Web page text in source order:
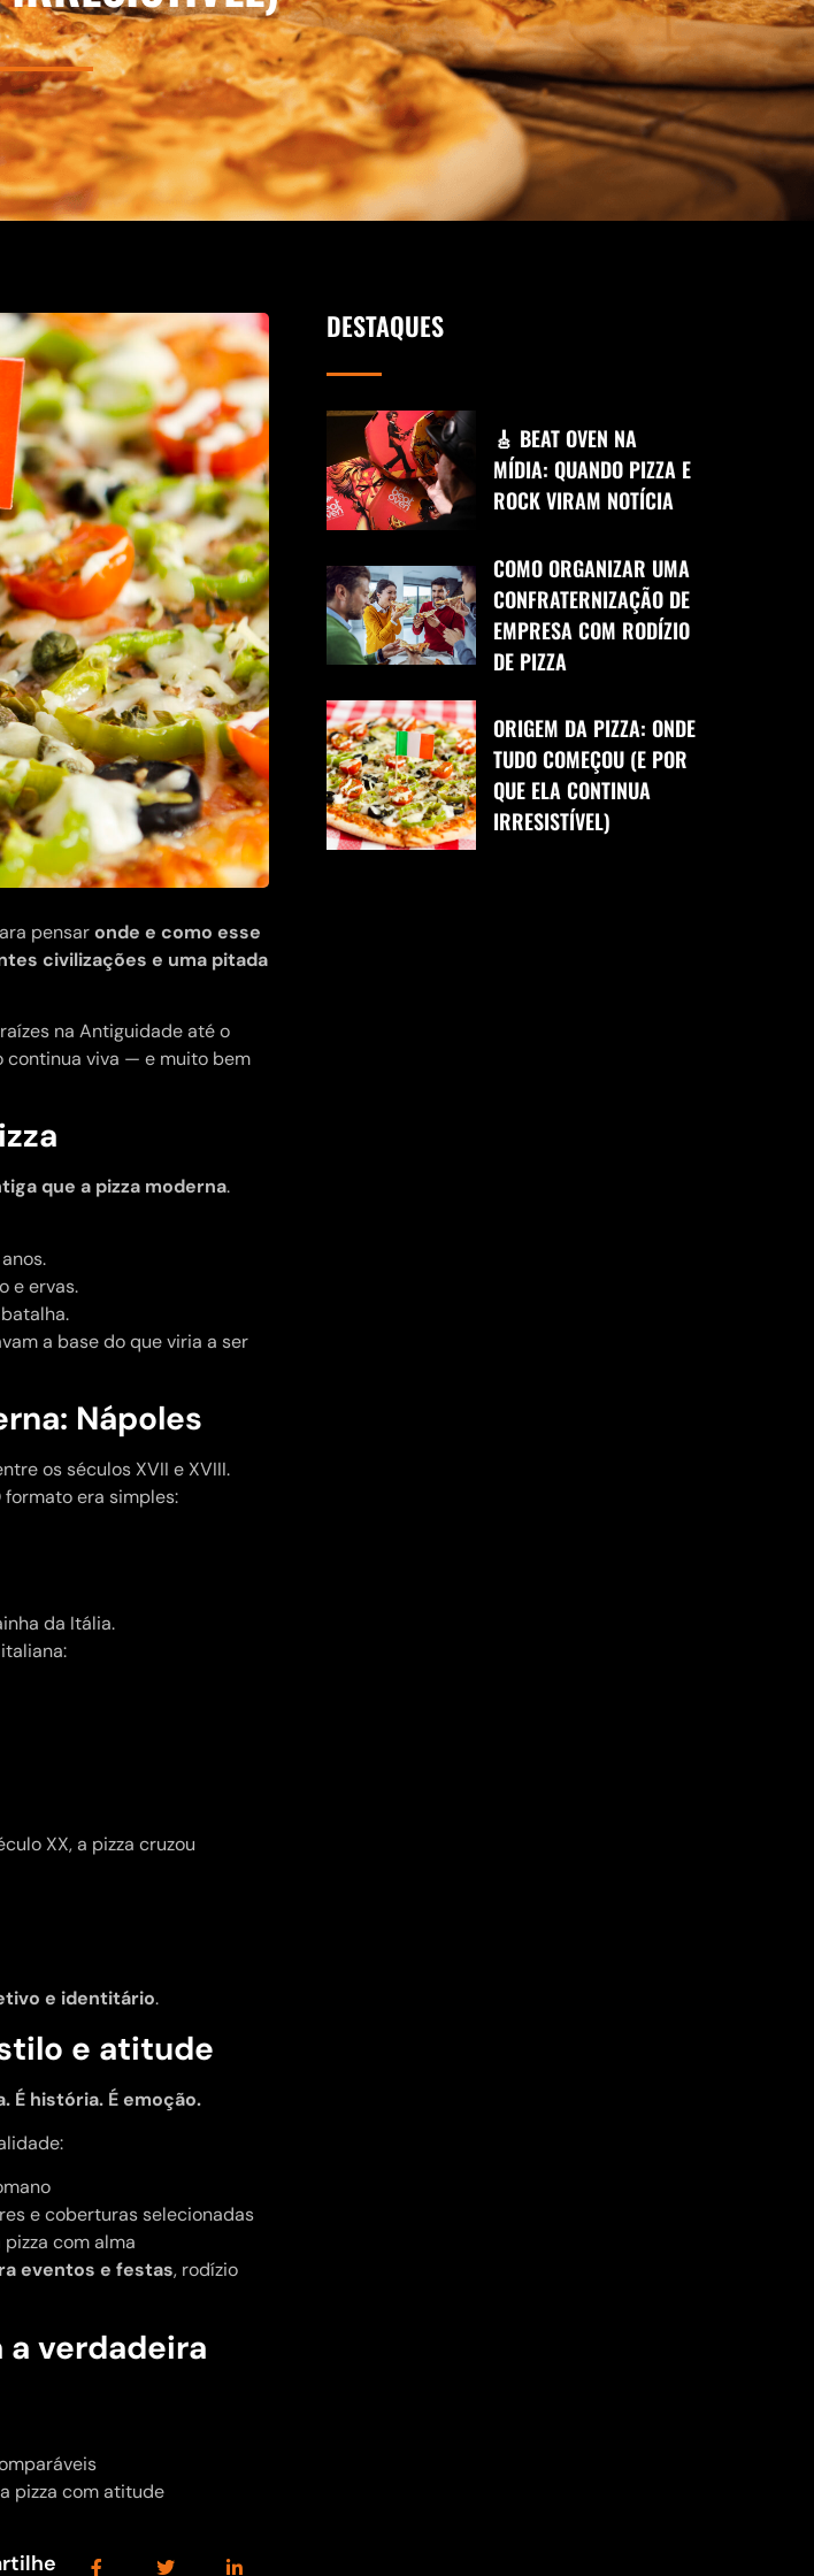
pensaronde e como esse
civilizações e uma pitada
na Antiguidade até o
continua viva — e muito bem
que a pizza moderna.
e ervas.
a base do que viria a ser
Nápoles
os séculos XVII e XVIII.
era simples:
da Itália.
XX, a pizza cruzou
e identitário.
e atitude
É história. É emoção.
e coberturas selecionadas
com alma
eventos e festas, rodízio
a verdadeira
pizza com atitude
DESTAQUES
🎸 BEAT OVEN NA
MÍDIA: QUANDO PIZZA E
ROCK VIRAM NOTÍCIA
COMO ORGANIZAR UMA
CONFRATERNIZAÇÃO DE
EMPRESA COM RODÍZIO
DE PIZZA
ORIGEM DA PIZZA: ONDE
TUDO COMEÇOU (E POR
QUE ELA CONTINUA
IRRESISTÍVEL)